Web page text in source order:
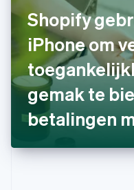
Shopify
iPhone om
gemak te
betalingen
iPhone
Italiano English
Japan
日本語English
Kroatië
EnglishItaliano
Letland
English
Liechtenstein
English
Litouwen